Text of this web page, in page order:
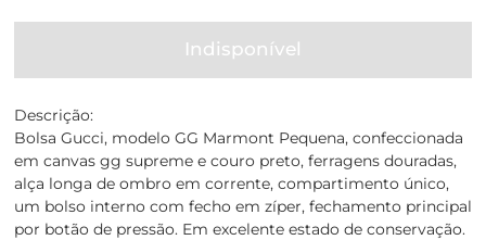
Indisponível
Descrição:
Bolsa Gucci, modelo GG Marmont Pequena, confeccionada
em canvas gg supreme e couro preto, ferragens douradas,
alça longa de ombro em corrente, compartimento único,
um bolso interno com fecho em zíper, fechamento principal
por botão de pressão. Em excelente estado de conservação.